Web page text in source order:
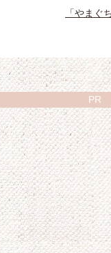
「やま
PR